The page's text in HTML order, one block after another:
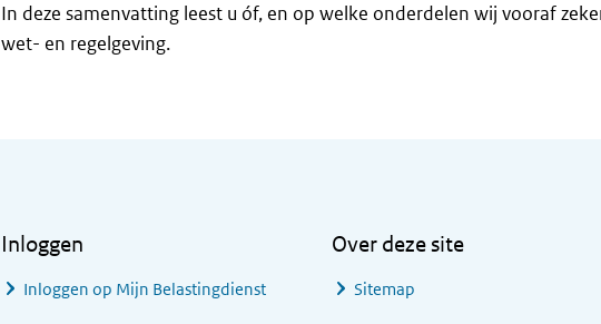
In deze samenvatting leest u óf, en op welke onderdelen wij vooraf
wet- en regelgeving.
Inloggen
Inloggen op Mijn Belastingdienst
Over deze site
Sitemap